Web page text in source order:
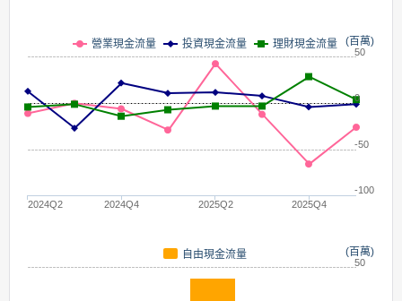
(百萬)
營業現金流量 投資現金流量 理財現金流量
2024Q2 2024Q4 2025Q2 2025Q4
-100
-50
0
50
(百萬)
自由現金流量
50